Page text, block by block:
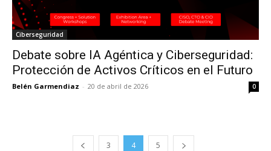
Ciberseguridad
Debate sobre IA Agéntica y Ciberseguridad:
Protección de Activos Críticos en el Futuro
Belén Garmendiaz - 20 de abril de 2026 0
3 4 5